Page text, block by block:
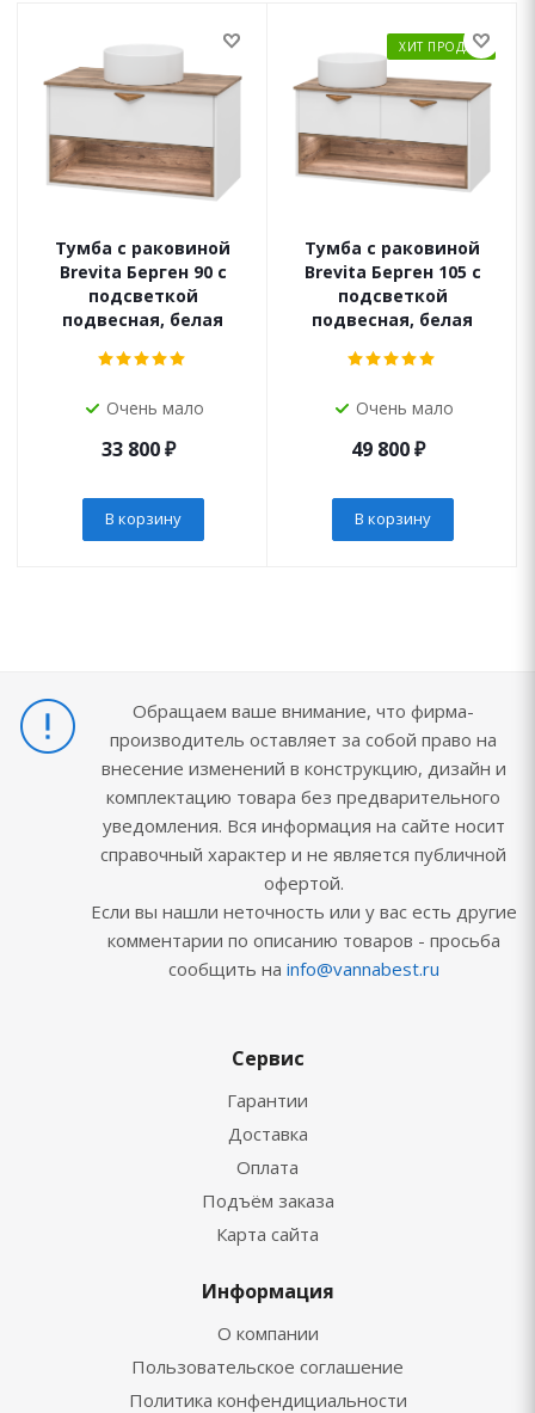
Тумба с раковиной
Brevita Берген 90 с
подсветкой
подвесная, белая
Очень мало
33 800₽
В корзину
ХИТ ПРОДАЖ
Тумба с раковиной
Brevita Берген 105 с
подсветкой
подвесная, белая
Очень мало
49 800₽
В корзину
Обращаем ваше внимание, что фирма-
производитель оставляет за собой право на
внесение изменений в конструкцию, дизайн и
комплектацию товара без предварительного
уведомления. Вся информация на сайте носит
справочный характер и не является публичной
офертой.
Если вы нашли неточность или у вас есть другие
комментарии по описанию товаров - просьба
сообщить на info@vannabest.ru
Сервис
Гарантии
Доставка
Оплата
Подъём заказа
Карта сайта
Информация
О компании
Пользовательское соглашение
Политика конфендициальности